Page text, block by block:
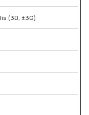
(3D, ±3G)